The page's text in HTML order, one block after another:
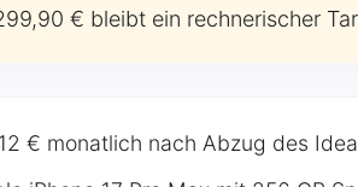
€ bleibt ein rechnerischer
€ monatlich nach Abzug des